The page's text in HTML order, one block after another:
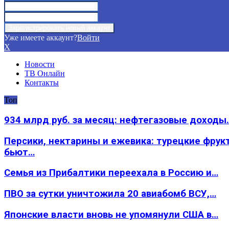
Уже имеете аккаунт?Войти
X
Новости
ТВ Онлайн
Контакты
Топ
934 млрд руб. за месяц: нефтегазовые
Персики, нектарины и ежевика: турецкие
бьют…
Семья из Прибалтики переехала в Россию и…
ПВО за сутки уничтожила 20 авиабомб ВСУ,…
Японские власти вновь не упомянули США в…